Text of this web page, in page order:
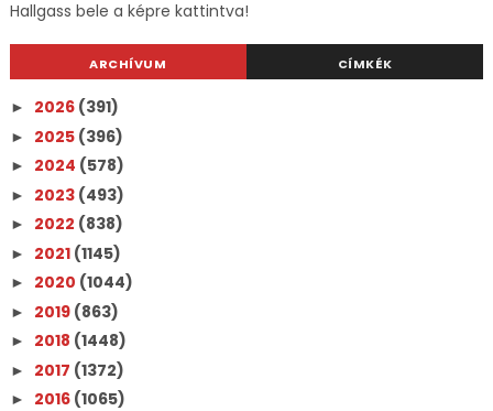
Hallgass bele a képre kattintva!
ARCHÍVUM CÍMKÉK
► 2026 (391)
► 2025 (396)
► 2024 (578)
► 2023 (493)
► 2022 (838)
► 2021 (1145)
► 2020 (1044)
► 2019 (863)
► 2018 (1448)
► 2017 (1372)
► 2016 (1065)